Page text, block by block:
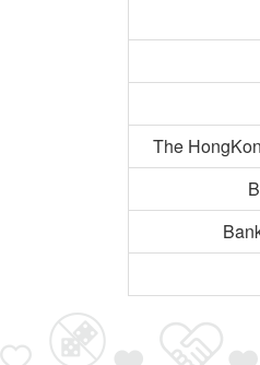
The